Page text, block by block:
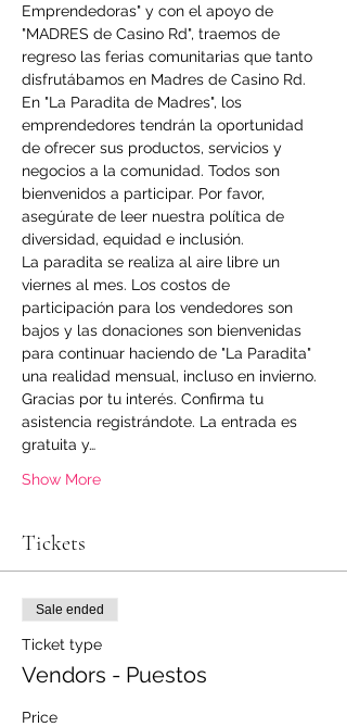
Emprendedoras" y con el apoyo de
"MADRES de Casino Rd", traemos de
regreso las ferias comunitarias que tanto
disfrutábamos en Madres de Casino Rd.
En "La Paradita de Madres", los
emprendedores tendrán la oportunidad
de ofrecer sus productos, servicios y
negocios a la comunidad. Todos son
bienvenidos a participar. Por favor,
asegúrate de leer nuestra política de
diversidad, equidad e inclusión.
La paradita se realiza al aire libre un
viernes al mes. Los costos de
participación para los vendedores son
bajos y las donaciones son bienvenidas
para continuar haciendo de "La Paradita"
una realidad mensual, incluso en invierno.
Gracias por tu interés. Confirma tu
asistencia registrándote. La entrada es
gratuita y…
Show More
Tickets
Sale ended
Ticket type
Vendors - Puestos
Price